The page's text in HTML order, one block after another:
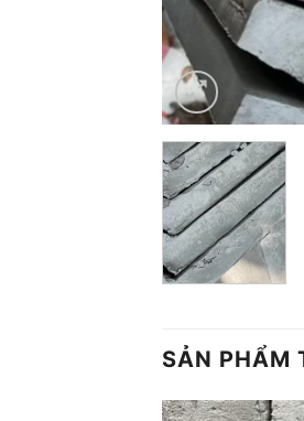
SẢN PHẨM